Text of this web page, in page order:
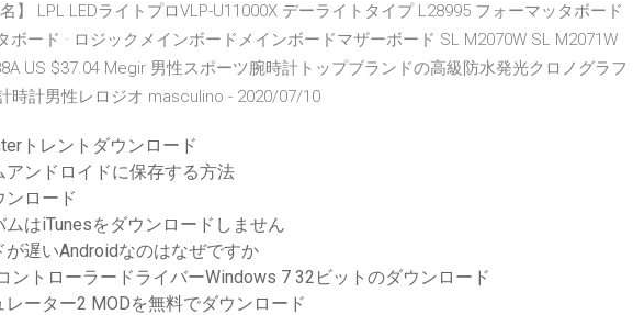
】 LPL LEDライトプロVLP-U11000X デーライトタイプ L28995 フォーマッタボード
ボード · ロジックメインボードメインボードマザーボード SL M2070W SL M2071W
US $37.04 Megir 男性スポーツ腕時計トップブランドの高級防水発光クロノグラフ
時計男性レロジオ masculino - 2020/07/10
トレントダウンロード
アンドロイドに保存する方法
ンロード
はiTunesをダウンロードしません
遅いAndroidなのはなぜですか
ントローラードライバーWindows 7 32ビットのダウンロード
ーター2 MODを無料でダウンロード